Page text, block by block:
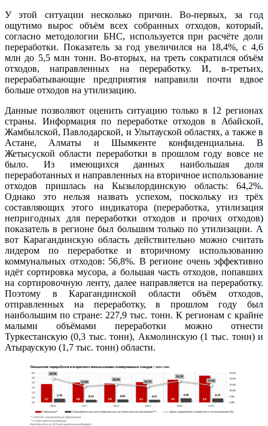
У этой ситуации несколько причин. Во-первых, за год
ощутимо вырос объём всех собранных отходов, который,
согласно методологии БНС, используется при расчёте доли
переработки. Показатель за год увеличился на 18,4%, с 4,6
млн до 5,5 млн тонн. Во-вторых, на треть сократился объём
отходов, направленных на переработку. И, в-третьих,
перерабатывающие предприятия направили почти вдвое
больше отходов на утилизацию.
Данные позволяют оценить ситуацию только в 12 регионах
страны. Информация по переработке отходов в Абайской,
Жамбылской, Павлодарской, и Улытауской областях, а также в
Астане, Алматы и Шымкенте конфиденциальна. В
Жетысуской области переработки в прошлом году вовсе не
было. Из имеющихся данных наибольшая доля
переработанных и направленных на вторичное использование
отходов пришлась на Кызылординскую область: 64,2%.
Однако это нельзя назвать успехом, поскольку из трёх
составляющих этого индикатора (переработка, утилизация
непригодных для переработки отходов и прочих отходов)
показатель в регионе был большим только по утилизации. А
вот Карагандинскую область действительно можно считать
лидером по переработке и вторичному использованию
коммунальных отходов: 56,8%. В регионе очень эффективно
идёт сортировка мусора, а большая часть отходов, попавших
на сортировочную ленту, далее направляется на переработку.
Поэтому в Карагандинской области объём отходов,
отправленных на переработку, в прошлом году был
наибольшим по стране: 227,9 тыс. тонн. К регионам с крайне
малыми объёмами переработки можно отнести
Туркестанскую (0,3 тыс. тонн), Акмолинскую (1 тыс. тонн) и
Атыраускую (1,7 тыс. тонн) области.